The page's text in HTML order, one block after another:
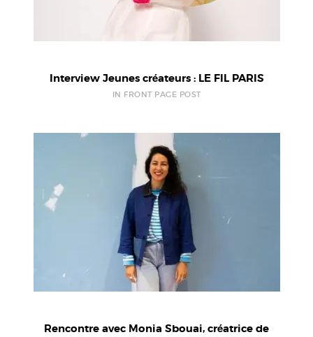
Interview Jeunes créateurs : LE FIL PARIS
IN FRONT PAGE POST
Rencontre avec Monia Sbouai, créatrice de